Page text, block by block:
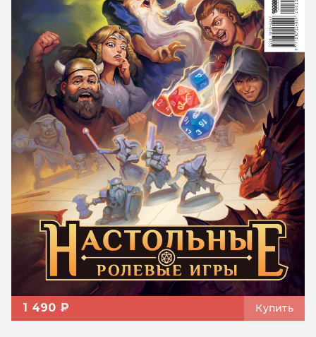
1 490 ₽ Купить